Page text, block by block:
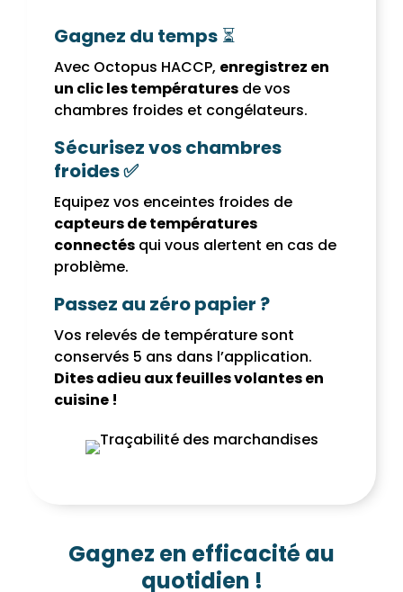
Gagnez du temps ⏳
Avec Octopus HACCP, enregistrez en
un clic les températures de vos
chambres froides et congélateurs.
Sécurisez vos chambres
froides ✅
Equipez vos enceintes froides de
capteurs de températures
connectés qui vous alertent en cas de
problème.
Passez au zéro papier ?
Vos relevés de température sont
conservés 5 ans dans l’application.
Dites adieu aux feuilles volantes en
cuisine !
Gagnez en efficacité au
quotidien !